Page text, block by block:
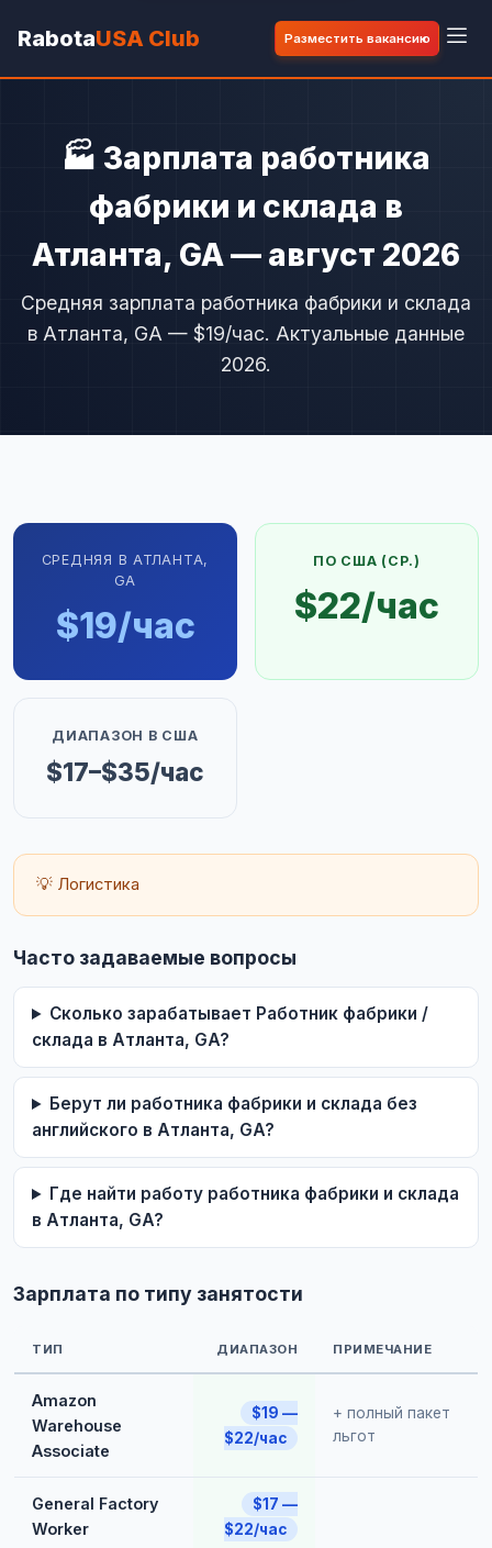
RabotaUSA Club Разместить вакансию
🏭 Зарплата работника
фабрики и склада в
Атланта, GA — август 2026
Средняя зарплата работника фабрики и склада
в Атланта, GA — $19/час. Актуальные данные
2026.
СРЕДНЯЯ В АТЛАНТА,
GA
$19/час
ПО США (СР.)
$22/час
ДИАПАЗОН В США
$17–$35/час
💡 Логистика
Часто задаваемые вопросы
Сколько зарабатывает Работник фабрики /
склада в Атланта, GA?
Берут ли работника фабрики и склада без
английского в Атланта, GA?
Где найти работу работника фабрики и склада
в Атланта, GA?
Зарплата по типу занятости
ТИП ДИАПАЗОН ПРИМЕЧАНИЕ
Amazon
Warehouse
Associate
$19 —
$22/час
+ полный пакет
льгот
General Factory
Worker
$17 —
$22/час